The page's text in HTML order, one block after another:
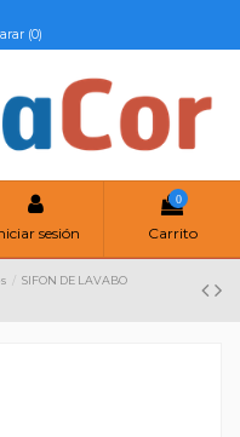
(0)
sesión
0
Carrito
SIFON DE LAVABO